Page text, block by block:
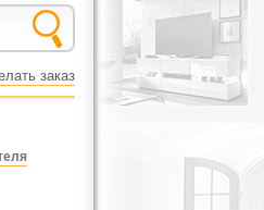
заказ